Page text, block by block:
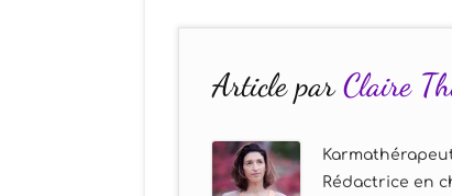
Article parClaire
Rédactrice en